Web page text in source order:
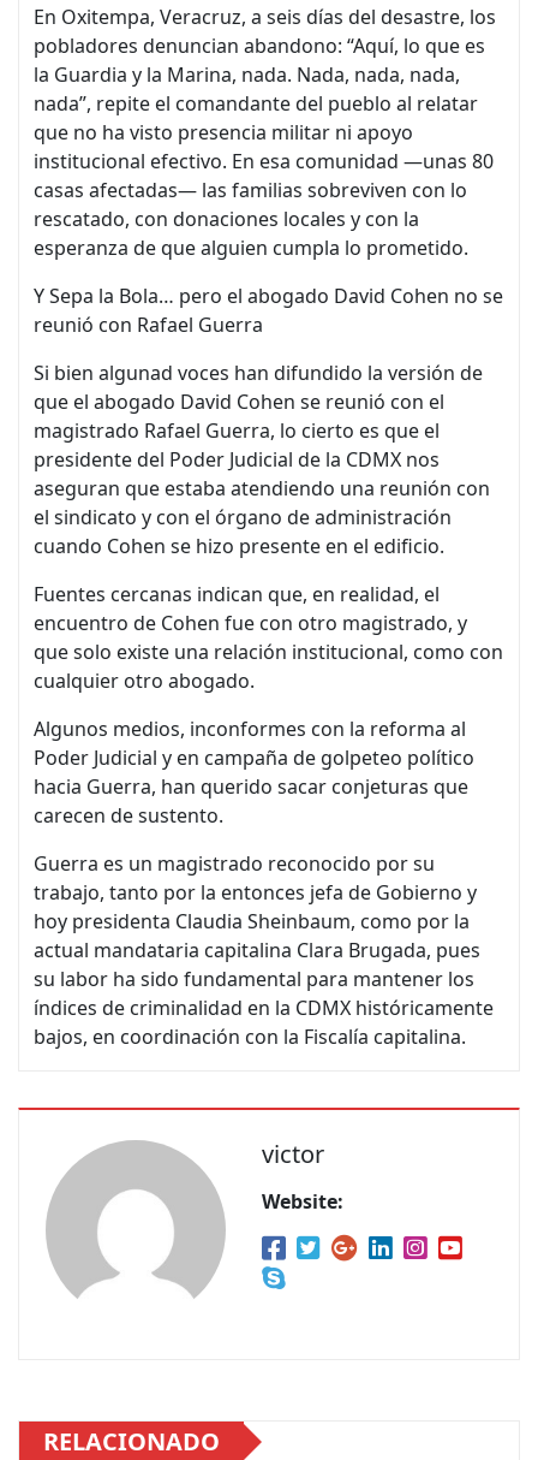
En Oxitempa, Veracruz, a seis días del desastre, los
pobladores denuncian abandono: “Aquí, lo que es
la Guardia y la Marina, nada. Nada, nada, nada,
nada”, repite el comandante del pueblo al relatar
que no ha visto presencia militar ni apoyo
institucional efectivo. En esa comunidad —unas 80
casas afectadas— las familias sobreviven con lo
rescatado, con donaciones locales y con la
esperanza de que alguien cumpla lo prometido.
Y Sepa la Bola… pero el abogado David Cohen no se
reunió con Rafael Guerra
Si bien algunad voces han difundido la versión de
que el abogado David Cohen se reunió con el
magistrado Rafael Guerra, lo cierto es que el
presidente del Poder Judicial de la CDMX nos
aseguran que estaba atendiendo una reunión con
el sindicato y con el órgano de administración
cuando Cohen se hizo presente en el edificio.
Fuentes cercanas indican que, en realidad, el
encuentro de Cohen fue con otro magistrado, y
que solo existe una relación institucional, como con
cualquier otro abogado.
Algunos medios, inconformes con la reforma al
Poder Judicial y en campaña de golpeteo político
hacia Guerra, han querido sacar conjeturas que
carecen de sustento.
Guerra es un magistrado reconocido por su
trabajo, tanto por la entonces jefa de Gobierno y
hoy presidenta Claudia Sheinbaum, como por la
actual mandataria capitalina Clara Brugada, pues
su labor ha sido fundamental para mantener los
índices de criminalidad en la CDMX históricamente
bajos, en coordinación con la Fiscalía capitalina.
victor
Website:
RELACIONADO